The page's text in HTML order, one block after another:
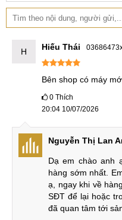
bộ nhớ trong UFS 4.1 có
thoải mái lưu trữ ảnh và
REDMI Turbo 5 có
Người dùng có thể lựa
12-256GB, 16-256GB,
hiệu suất ổn định trong
So sánh REDMI
Chúng ta sẽ so sánh
và phiên bản tiền nhiệm
khách quan hơn.
H Hiếu Thái
Bên shop có máy
0 Thích
20:04 10/07/2026
Nguyễn Thị Lan
Dạ em chào anh
hàng sớm nhất.
ạ, ngay khi về
SĐT để lại hoặc
đã quan tâm tới